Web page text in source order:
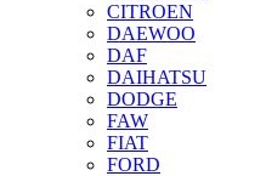
CITROEN
DAEWOO
DAF
DAIHATSU
DODGE
FAW
FIAT
FORD